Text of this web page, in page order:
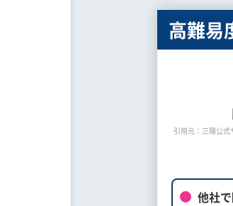
高難易
引用元：三陽公
他社